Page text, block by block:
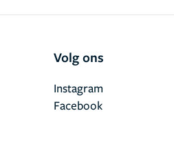
Volg ons
Facebook
Instagram